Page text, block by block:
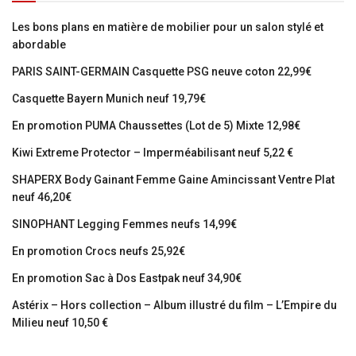
Les bons plans en matière de mobilier pour un salon stylé et
abordable
PARIS SAINT-GERMAIN Casquette PSG neuve coton 22,99€
Casquette Bayern Munich neuf 19,79€
En promotion PUMA Chaussettes (Lot de 5) Mixte 12,98€
Kiwi Extreme Protector – Imperméabilisant neuf 5,22 €
SHAPERX Body Gainant Femme Gaine Amincissant Ventre Plat
neuf 46,20€
SINOPHANT Legging Femmes neufs 14,99€
En promotion Crocs neufs 25,92€
En promotion Sac à Dos Eastpak neuf 34,90€
Astérix – Hors collection – Album illustré du film – L’Empire du
Milieu neuf 10,50 €